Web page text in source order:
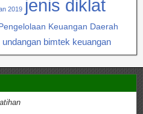
2019 jenis diklat
Keuangan Daerah
undangan bimtek keuangan